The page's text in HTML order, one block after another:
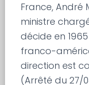
France, André
ministre
décide en
franco-
direction est
(Arrêté du 27/